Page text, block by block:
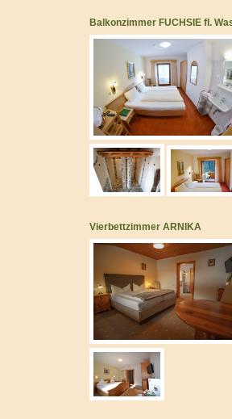
Balkonzimmer FUCHSIE fl.
Vierbettzimmer ARNIKA